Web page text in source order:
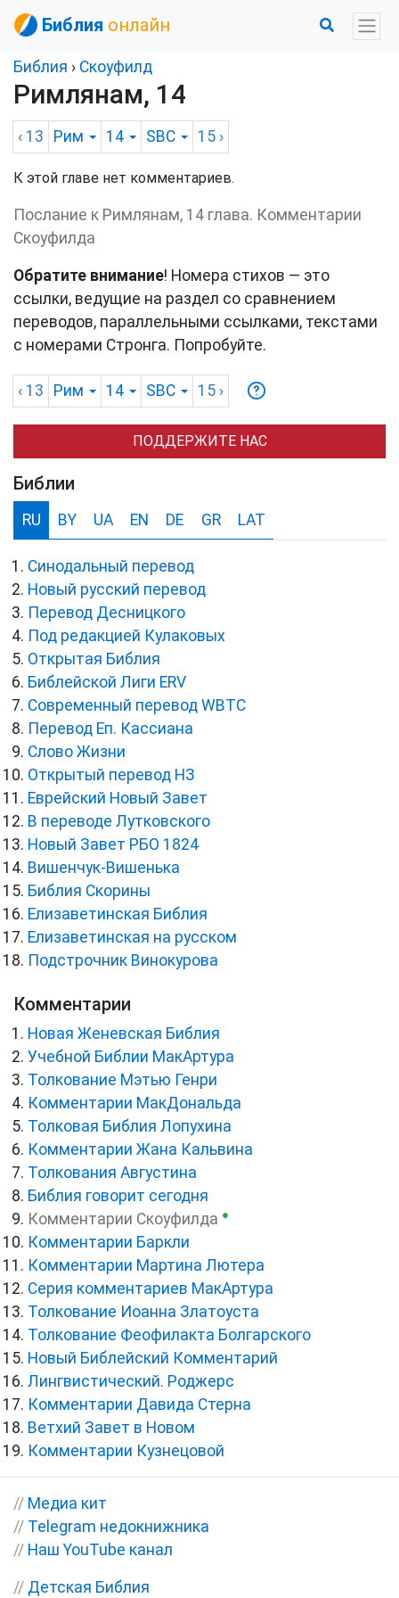
Библия онлайн
Библия › Скоуфилд
Римлянам, 14
‹ 13 Рим 14 SBC 15 ›
К этой главе нет комментариев.
Послание к Римлянам, 14 глава. Комментарии
Скоуфилда
Обратите внимание! Номера стихов — это
ссылки, ведущие на раздел со сравнением
переводов, параллельными ссылками, текстами
с номерами Стронга. Попробуйте.
‹ 13 Рим 14 SBC 15 ›
ПОДДЕРЖИТЕ НАС
Библии
RU BY UA EN DE GR LAT
Синодальный перевод
Новый русский перевод
Перевод Десницкого
Под редакцией Кулаковых
Открытая Библия
Библейской Лиги ERV
Cовременный перевод WBTC
Перевод Еп. Кассиана
Слово Жизни
Открытый перевод НЗ
Еврейский Новый Завет
В переводе Лутковского
Новый Завет РБО 1824
Вишенчук-Вишенька
Библия Скорины
Елизаветинская Библия
Елизаветинская на русском
Подстрочник Винокурова
Комментарии
Новая Женевская Библия
Учебной Библии МакАртура
Толкование Мэтью Генри
Комментарии МакДональда
Толковая Библия Лопухина
Комментарии Жана Кальвина
Толкования Августина
Библия говорит сегодня
Комментарии Скоуфилда ●
Комментарии Баркли
Комментарии Мартина Лютера
Серия комментариев МакАртура
Толкование Иоанна Златоуста
Толкование Феофилакта Болгарского
Новый Библейский Комментарий
Лингвистический. Роджерс
Комментарии Давида Стерна
Ветхий Завет в Новом
Комментарии Кузнецовой
// Медиа кит
// Telegram недокнижника
// Наш YouTube канал
// Детская Библия